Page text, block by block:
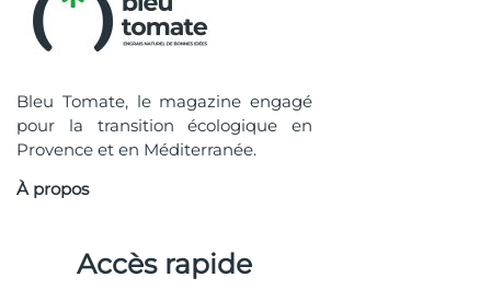
Bleu Tomate, le magazine engagé
pour la transition écologique en
Provence et en Méditerranée.
À propos
Accès rapide